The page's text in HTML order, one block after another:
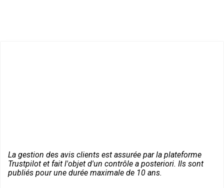
La gestion des avis clients est assurée par la plateforme
Trustpilot et fait l'objet d'un contrôle a posteriori. Ils sont
publiés pour une durée maximale de 10 ans.